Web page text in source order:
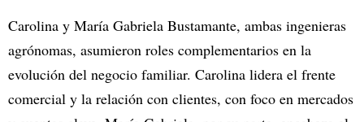
Carolina y María Gabriela Bustamante, ambas ingenieras
agrónomas, asumieron roles complementarios en la
evolución del negocio familiar. Carolina lidera el frente
comercial y la relación con clientes, con foco en mercados